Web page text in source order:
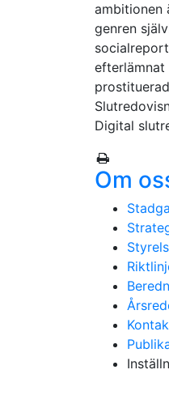
ambitionen
genren
Digital
Om